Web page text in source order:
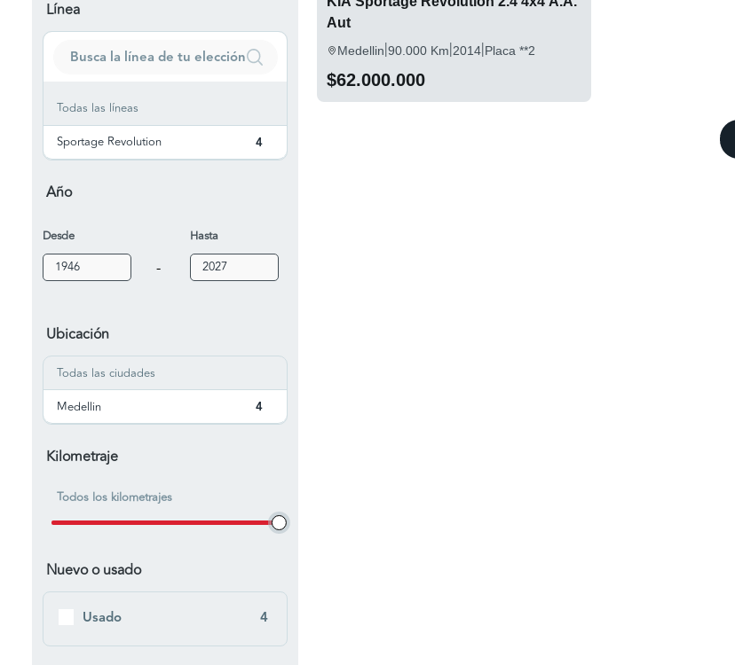
Línea
Todas las líneas
Sportage Revolution
4
Año
Desde
-
Hasta
Ubicación
Todas las ciudades
Medellin
4
Kilometraje
Todos los kilometrajes
Nuevo o usado
Usado 4
Aut
Medellin|90.000 Km|2014|Placa **2
$62.000.000